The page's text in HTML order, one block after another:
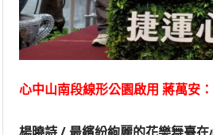
心中山南段線形公園啟用 蔣萬安